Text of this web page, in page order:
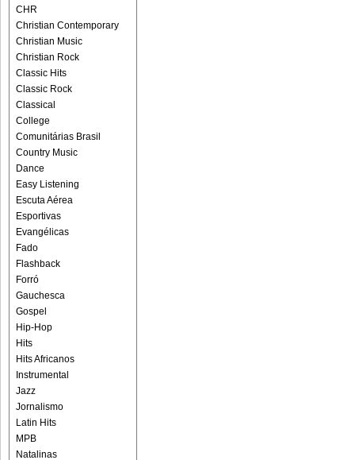
CHR
Christian Contemporary
Christian Music
Christian Rock
Classic Hits
Classic Rock
Classical
College
Comunitárias Brasil
Country Music
Dance
Easy Listening
Escuta Aérea
Esportivas
Evangélicas
Fado
Flashback
Forró
Gauchesca
Gospel
Hip-Hop
Hits
Hits Africanos
Instrumental
Jazz
Jornalismo
Latin Hits
MPB
Natalinas